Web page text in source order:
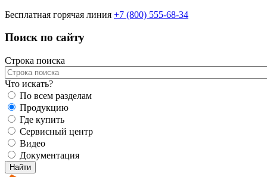
Бесплатная горячая линия +7 (800) 555-68-34
Поиск по сайту
Строка поиска
Что искать?
По всем разделам
Продукцию
Где купить
Сервисный центр
Видео
Документация